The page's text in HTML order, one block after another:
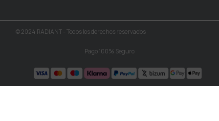
© 2024 RADIANT - Todos los derechos reservados
Pago 100% Seguro